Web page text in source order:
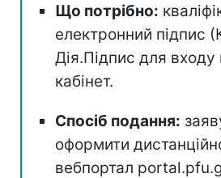
Що потрібно:
електронний підпис
Дія.Підпис для входу
кабінет.
Спосіб подання:
оформити
вебпортал